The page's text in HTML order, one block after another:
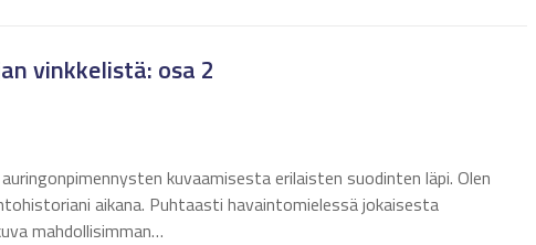
vinkkelistä: osa 2
kuvaamisesta erilaisten suodinten läpi. Olen
aikana. Puhtaasti havaintomielessä jokaisesta
mahdollisimman…